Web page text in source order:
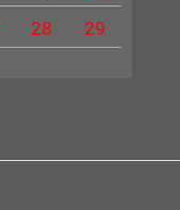
28
29